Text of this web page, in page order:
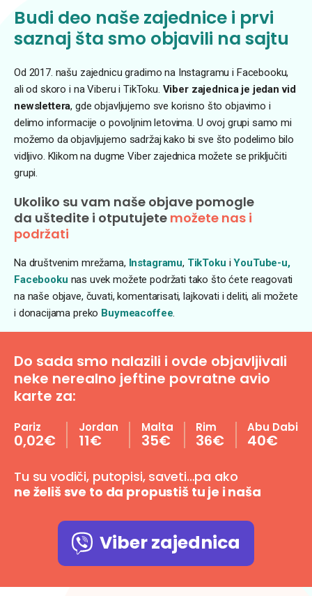
Budi deo naše zajednice i prvi
saznaj šta smo objavili na sajtu
Od 2017. našu zajednicu gradimo na Instagramu i Facebooku,
ali od skoro i na Viberu i TikToku. Viber zajednica je jedan vid
newslettera, gde objavljujemo sve korisno što objavimo i
delimo informacije o povoljnim letovima. U ovoj grupi samo mi
možemo da objavljujemo sadržaj kako bi sve što podelimo bilo
vidljivo. Klikom na dugme Viber zajednica možete se priključiti
grupi.
Ukoliko su vam naše objave pomogle
da uštedite i otputujete možete nas i
podržati
Na društvenim mrežama, Instagramu, TikToku iYouTube-u,
Facebooku nas uvek možete podržati tako što ćete reagovati
na naše objave, čuvati, komentarisati, lajkovati i deliti, ali možete
i donacijama preko Buymeacoffee
Do sada smo nalazili i ovde objavljivali
neke nerealno jeftine povratne avio
karte za:
Pariz
0,02€
Jordan
11€
Malta
35€
Rim
36€
Abu Dabi
40€
Tu su vodiči, putopisi, saveti…pa ako
ne želiš sve to da propustiš tu je i naša
Viber zajednica